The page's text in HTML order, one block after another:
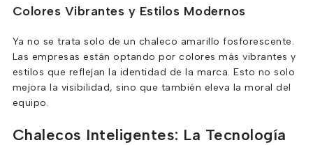
Colores Vibrantes y Estilos Modernos
Ya no se trata solo de un chaleco amarillo fosforescente.
Las empresas están optando por colores más vibrantes y
estilos que reflejan la identidad de la marca. Esto no solo
mejora la visibilidad, sino que también eleva la moral del
equipo.
Chalecos Inteligentes: La Tecnología